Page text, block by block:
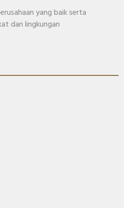
yang baik serta
dan lingkungan